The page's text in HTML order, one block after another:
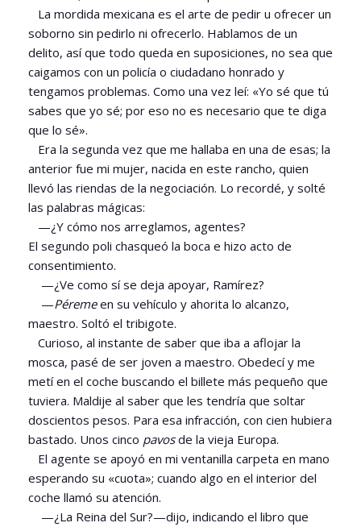
La mordida mexicana es el arte de pedir u ofrecer un
soborno sin pedirlo ni ofrecerlo. Hablamos de un
delito, así que todo queda en suposiciones, no sea que
caigamos con un policía o ciudadano honrado y
tengamos problemas. Como una vez leí: «Yo sé que tú
sabes que yo sé; por eso no es necesario que te diga
que lo sé».
Era la segunda vez que me hallaba en una de esas; la
anterior fue mi mujer, nacida en este rancho, quien
llevó las riendas de la negociación. Lo recordé, y solté
las palabras mágicas:
—¿Y cómo nos arreglamos, agentes?
El segundo poli chasqueó la boca e hizo acto de
consentimiento.
—¿Ve como sí se deja apoyar, Ramírez?
—Péremeen su vehículo y ahorita lo alcanzo,
maestro. Soltó el tribigote.
Curioso, al instante de saber que iba a aflojar la
mosca, pasé de ser joven a maestro. Obedecí y me
metí en el coche buscando el billete más pequeño que
tuviera. Maldije al saber que les tendría que soltar
doscientos pesos. Para esa infracción, con cien hubiera
bastado. Unos cinco pavosde la vieja Europa.
El agente se apoyó en mi ventanilla carpeta en mano
esperando su «cuota»; cuando algo en el interior del
coche llamó su atención.
—¿La Reina del Sur?—dijo, indicando el libro que